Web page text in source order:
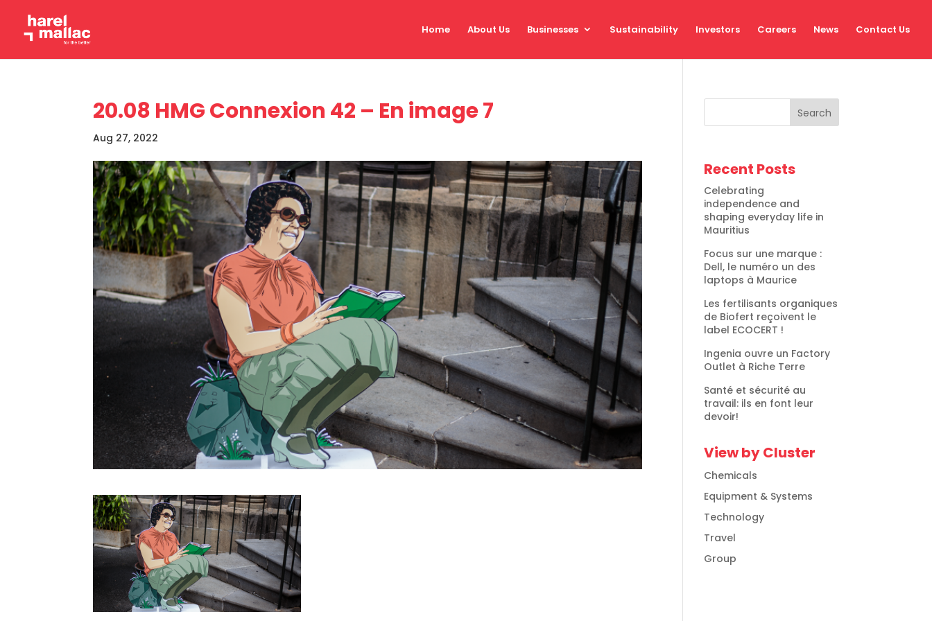
Home About Us Businesses Sustainability Investors Careers News Contact Us
20.08 HMG Connexion 42 – En image 7
Aug 27, 2022
Search
Recent Posts
Celebrating
independence and
shaping everyday life in
Mauritius
Focus sur une marque :
Dell, le numéro un des
laptops à Maurice
Les fertilisants organiques
de Biofert reçoivent le
label ECOCERT !
Ingenia ouvre un Factory
Outlet à Riche Terre
Santé et sécurité au
travail: ils en font leur
devoir!
View by Cluster
Chemicals
Equipment & Systems
Technology
Travel
Group